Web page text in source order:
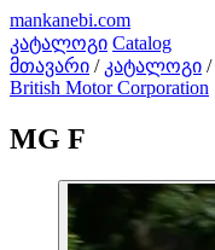
mankanebi.com
კატალოგი Catalog
მთავარი / კატალოგი /
British Motor Corporation
MG F